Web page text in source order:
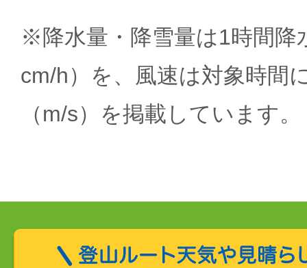
※降水量・降雪量は1時間降
cm/h）を、風速は対象時間
（m/s）を掲載しています。